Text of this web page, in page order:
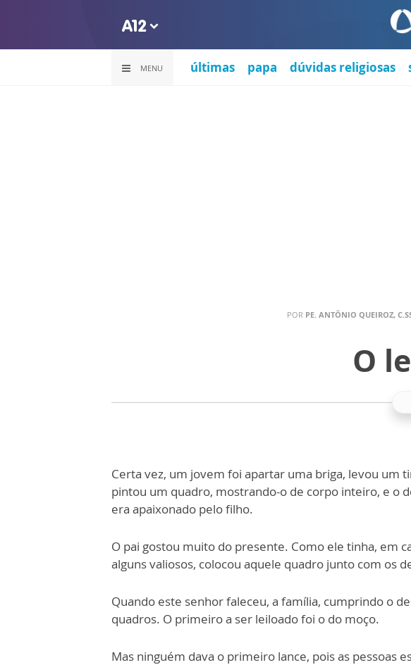
MENU últimas papa dúvidas religiosas
POR PE. ANTÔNIO QUEIROZ,
O
Certa vez, um jovem foi apartar uma briga, levou um
pintou um quadro, mostrando-o de corpo inteiro, e o
era apaixonado pelo filho.
O pai gostou muito do presente. Como ele tinha, em
alguns valiosos, colocou aquele quadro junto com os
Quando este senhor faleceu, a família, cumprindo o
quadros. O primeiro a ser leiloado foi o do moço.
Mas ninguém dava o primeiro lance, pois as pessoas